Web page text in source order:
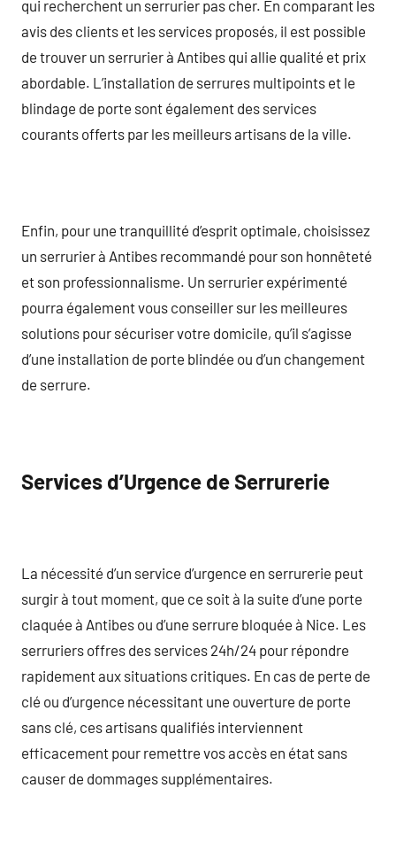
qui recherchent un serrurier pas cher. En comparant les
avis des clients et les services proposés, il est possible
de trouver un serrurier à Antibes qui allie qualité et prix
abordable. L’installation de serrures multipoints et le
blindage de porte sont également des services
courants offerts par les meilleurs artisans de la ville.
Enfin, pour une tranquillité d’esprit optimale, choisissez
un serrurier à Antibes recommandé pour son honnêteté
et son professionnalisme. Un serrurier expérimenté
pourra également vous conseiller sur les meilleures
solutions pour sécuriser votre domicile, qu’il s’agisse
d’une installation de porte blindée ou d’un changement
de serrure.
Services d’Urgence de Serrurerie
La nécessité d’un service d’urgence en serrurerie peut
surgir à tout moment, que ce soit à la suite d’une porte
claquée à Antibes ou d’une serrure bloquée à Nice. Les
serruriers offres des services 24h/24 pour répondre
rapidement aux situations critiques. En cas de perte de
clé ou d’urgence nécessitant une ouverture de porte
sans clé, ces artisans qualifiés interviennent
efficacement pour remettre vos accès en état sans
causer de dommages supplémentaires.